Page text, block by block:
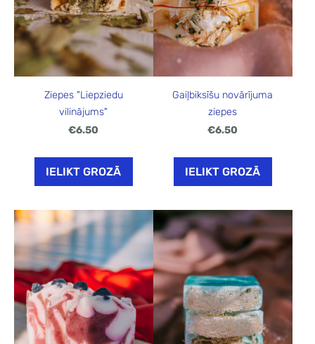
Ziepes "Liepziedu
vilinājums"
€6.50
IELIKT GROZĀ
Gaiļbiksīšu novārījuma
ziepes
€6.50
IELIKT GROZĀ